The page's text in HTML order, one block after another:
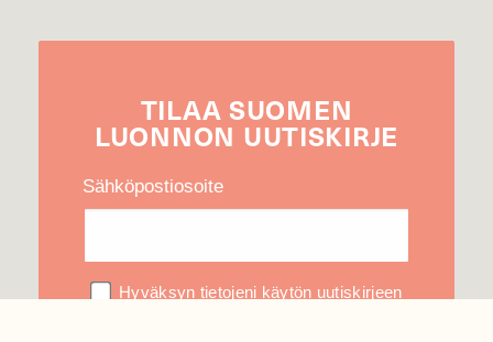
TILAA SUOMEN
LUONNON UUTIS­KIRJE
Sähköpostiosoite
Hyväksyn tietojeni käytön uutiskirjeen